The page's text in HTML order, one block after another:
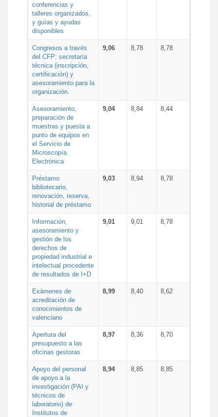
conferencias y
talleres organizados,
y guías y ayudas
disponibles
Congresos a través
del CFP: secretaría
técnica (inscripción,
certificación) y
asesoramiento para la
organización.
9,06 8,78 8,78
Asesoramiento,
preparación de
muestras y puesta a
punto de equipos en
el Servicio de
Microscopía
Electrónica
9,04 8,84 8,44
Préstamo
bibliotecario,
renovación, reserva,
historial de préstamo
9,03 8,94 8,78
Información,
asesoramiento y
gestión de los
derechos de
propiedad industrial e
intelectual procedente
de resultados de I+D
9,01 9,01 8,78
Exámenes de
acreditación de
conocimientos de
valenciano
8,99 8,40 8,62
Apertura del
presupuesto a las
oficinas gestoras
8,97 8,36 8,70
Apoyo del personal
de apoyo a la
investigación (PAI y
técnicos de
laboratorio) de
Institutos de
8,94 8,85 8,85